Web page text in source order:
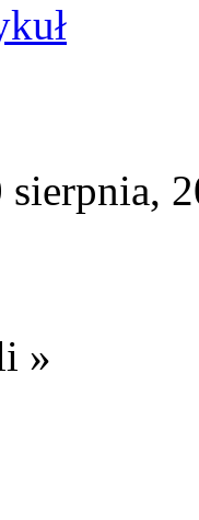
sierpnia,
»